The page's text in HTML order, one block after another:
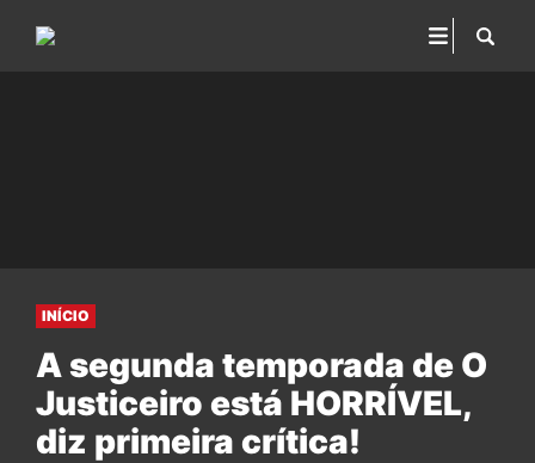
INÍCIO
A segunda temporada de O
Justiceiro está HORRÍVEL,
diz primeira crítica!